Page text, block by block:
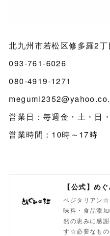
北九州市若松区修多羅2
093-761-6026
080-4919-1271
営業日：毎週金・土・日
営業時間：10時～17時
ベジタリアン
味料・食品添
然の恵みに感
す☆必要なもの